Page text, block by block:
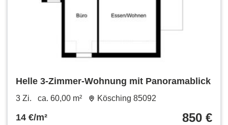
Helle 3-Zimmer-Wohnung mit Panoramablick
3 Zi. ca. 60,00 m² Kösching 85092
14 €/m² 850 €